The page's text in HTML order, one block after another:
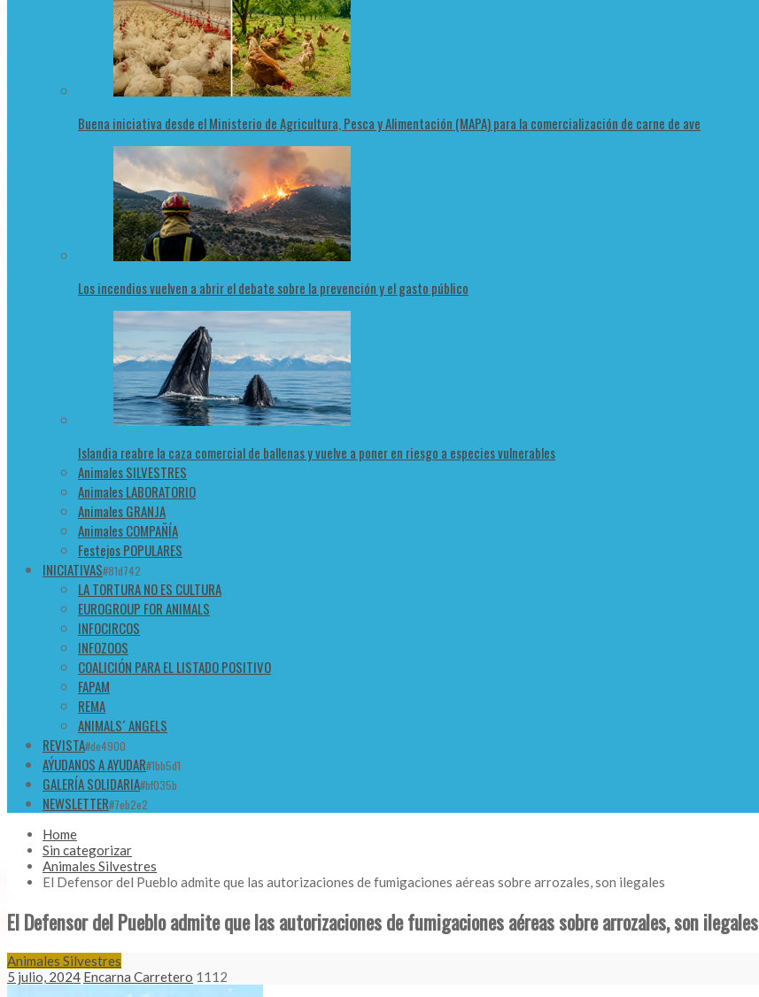
Buena iniciativa desde el Ministerio de Agricultura, Pesca y Alimentación (MAPA) para la comercialización de carne de ave
Los incendios vuelven a abrir el debate sobre la prevención y el gasto público
Islandia reabre la caza comercial de ballenas y vuelve a poner en riesgo a especies vulnerables
Animales SILVESTRES
Animales LABORATORIO
Animales GRANJA
Animales COMPAÑÍA
Festejos POPULARES
INICIATIVAS#81d742
LA TORTURA NO ES CULTURA
EUROGROUP FOR ANIMALS
INFOCIRCOS
INFOZOOS
COALICIÓN PARA EL LISTADO POSITIVO
FAPAM
REMA
ANIMALS´ ANGELS
REVISTA#de4900
AÝUDANOS A AYUDAR#1bb5d1
GALERÍA SOLIDARIA#bf035b
NEWSLETTER#7eb2e2
Home
Sin categorizar
Animales Silvestres
El Defensor del Pueblo admite que las autorizaciones de fumigaciones aéreas sobre arrozales, son ilegales
El Defensor del Pueblo admite que las autorizaciones de fumigaciones aéreas sobre arrozales, son ilegales
Animales Silvestres
5 julio, 2024 Encarna Carretero 1112